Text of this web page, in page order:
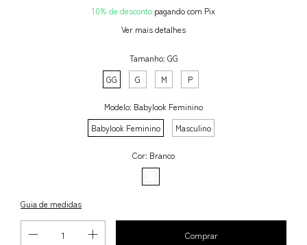
10% de desconto pagando com Pix
Ver mais detalhes
Tamanho: GG
GG
G M P
Modelo: Babylook Feminino
Babylook Feminino
Masculino
Cor: Branco
Guia de medidas